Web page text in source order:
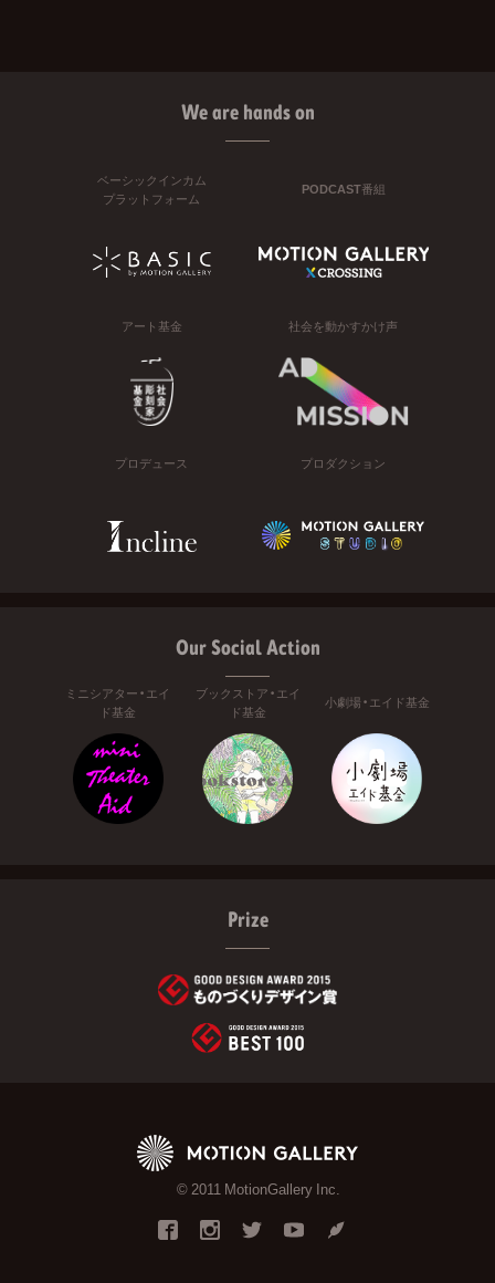
We are hands on
ベーシックインカム
プラットフォーム
PODCAST番組
アート基金 社会を動かすかけ声
プロデュース プロダクション
Our Social Action
ミニシアター・エイ
ド基金
ブックストア・エイ
ド基金
小劇場・エイド基金
Prize
© 2011 MotionGallery Inc.